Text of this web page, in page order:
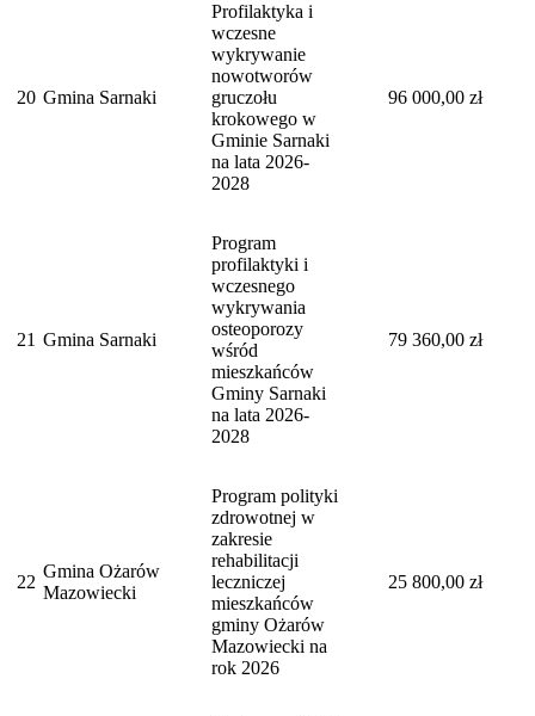
20 Gmina Sarnaki
Profilaktyka i
wczesne
wykrywanie
nowotworów
gruczołu
krokowego w
Gminie Sarnaki
na lata 2026-
2028
96 000,00 zł
21 Gmina Sarnaki
Program
profilaktyki i
wczesnego
wykrywania
osteoporozy
wśród
mieszkańców
Gminy Sarnaki
na lata 2026-
2028
79 360,00 zł
22
Gmina Ożarów
Mazowiecki
Program polityki
zdrowotnej w
zakresie
rehabilitacji
leczniczej
mieszkańców
gminy Ożarów
Mazowiecki na
rok 2026
25 800,00 zł